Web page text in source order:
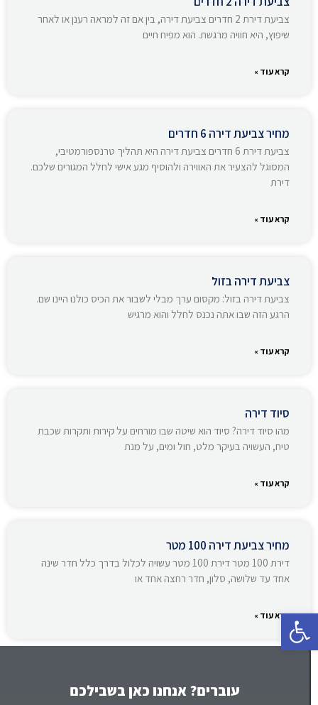
צביעת דירת 2 חדרים צביעת דירה, בין אם זה למראה רענן או לאחר
שיפוץ, היא חוויה מרגשת. הוא מפיח חיים
קרא עוד »
מחיר צביעת דירה 6 חדרים
צביעת דירת 6 חדרים צביעת דירה היא תהליך טרנספורמטיבי,
המסוגל להצעיר את האווירה ולהוסיף מגע אישי לחלל המגורים שלכם.
דירת
קרא עוד »
צביעת דירה בזול
צביעת דירה בזול: מקסום ערך מבלי לשבור את הכיס כולנו היינו שם.
הרגע הזה שבו אתה נכנס לחלל והוא מרגיש
קרא עוד »
סיוד דירה
מהו סיוד דירה? סיוד הוא שיטה שבו מורחים על קירות ותקרות שכבת
טיח, העשויה בעיקר מלט, חול ומים, על מנת
קרא עוד »
מחיר צביעת דירה 100 מטר
דירת 100 מטר דירת 100 מטר עשויה לכלול בדרך כלל חדר שינה
אחד עד שלושה, סלון, חדר רחצה אחד או
קרא עוד »
עוברים? אנחנו כאן בשבילכם
פתח סרגל נגישות